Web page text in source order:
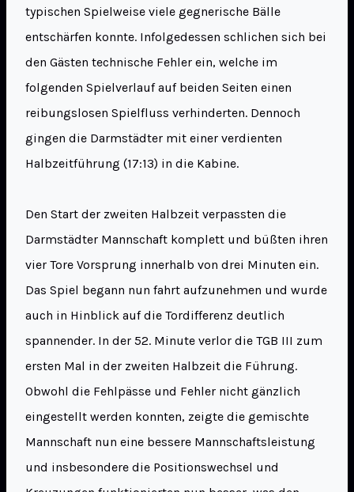
typischen Spielweise viele gegnerische Bälle
entschärfen konnte. Infolgedessen schlichen sich bei
den Gästen technische Fehler ein, welche im
folgenden Spielverlauf auf beiden Seiten einen
reibungslosen Spielfluss verhinderten. Dennoch
gingen die Darmstädter mit einer verdienten
Halbzeitführung (17:13) in die Kabine.
Den Start der zweiten Halbzeit verpassten die
Darmstädter Mannschaft komplett und büßten ihren
vier Tore Vorsprung innerhalb von drei Minuten ein.
Das Spiel begann nun fahrt aufzunehmen und wurde
auch in Hinblick auf die Tordifferenz deutlich
spannender. In der 52. Minute verlor die TGB III zum
ersten Mal in der zweiten Halbzeit die Führung.
Obwohl die Fehlpässe und Fehler nicht gänzlich
eingestellt werden konnten, zeigte die gemischte
Mannschaft nun eine bessere Mannschaftsleistung
und insbesondere die Positionswechsel und